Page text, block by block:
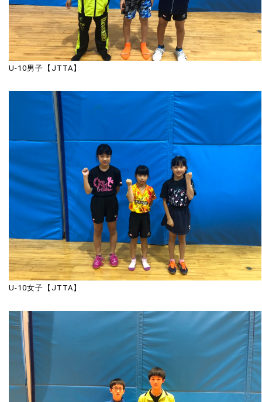
U-10男子【JTTA】
U-10女子【JTTA】